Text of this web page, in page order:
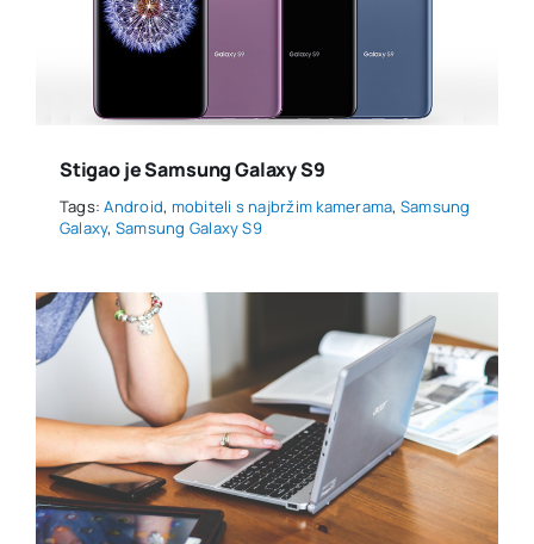
Stigao je Samsung Galaxy S9
Tags:Android, mobiteli s najbržim kamerama, Samsung
Galaxy, Samsung Galaxy S9